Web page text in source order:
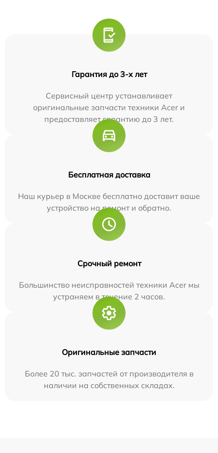
Гарантия до 3-х лет
Сервисный центр устанавливает
оригинальные запчасти техники Acer и
предоставляет гарантию до 3 лет.
Бесплатная доставка
Наш курьер в Москве бесплатно доставит ваше
устройство на ремонт и обратно.
Срочный ремонт
Большинство неисправностей техники Acer мы
устраняем в течение 2 часов.
Оригинальные запчасти
Более 20 тыс. запчастей от производителя в
наличии на собственных складах.